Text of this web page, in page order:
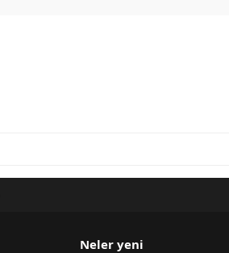
Neler yeni